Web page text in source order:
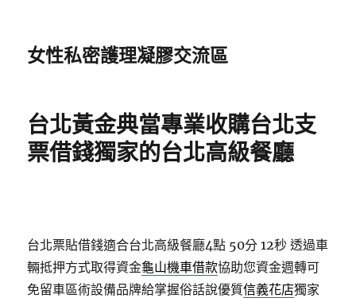
女性私密護理凝膠交流區
台北黃金典當專業收購台北支
票借錢獨家的台北高級餐廳
台北票貼借錢適合台北高級餐廳4點 50分 12秒 透過車
輛抵押方式取得資金龜山機車借款協助您資金週轉可
免留車區術設備品牌給掌握俗話說優質信義花店獨家